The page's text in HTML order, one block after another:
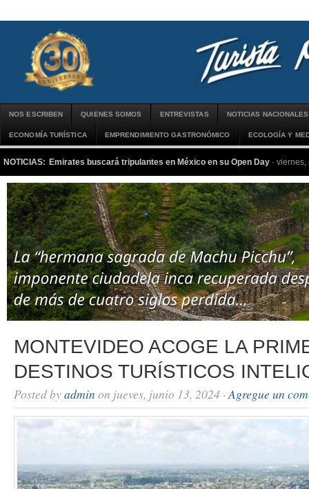
NOS ESCRIBEN QUIENES SOMOS ENTREVISTAS NOTICIAS NACIONALES
ECONOMÍA TURÍSTICA EMPRENDIMIENTO GASTRONÓMICO ECOLOGÍA Y
NOTICIAS: Emirates buscará tripulantes en México en su Open Day - viernes,
MONTEVIDEO ACOGE LA
DESTINOS TURÍSTICOS
Posted byadmin on jueves, junio 13, 2024 ·Agregue un